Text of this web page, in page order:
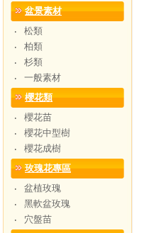
盆景素材
‧
松類
‧
柏類
‧
杉類
‧
一般素材
櫻花類
‧
櫻花苗
‧
櫻花中型樹
‧
櫻花成樹
玫瑰花專區
‧
盆植玫瑰
‧
黑軟盆玫瑰
‧
穴盤苗